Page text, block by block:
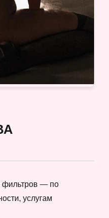
фильтров — по
услугам